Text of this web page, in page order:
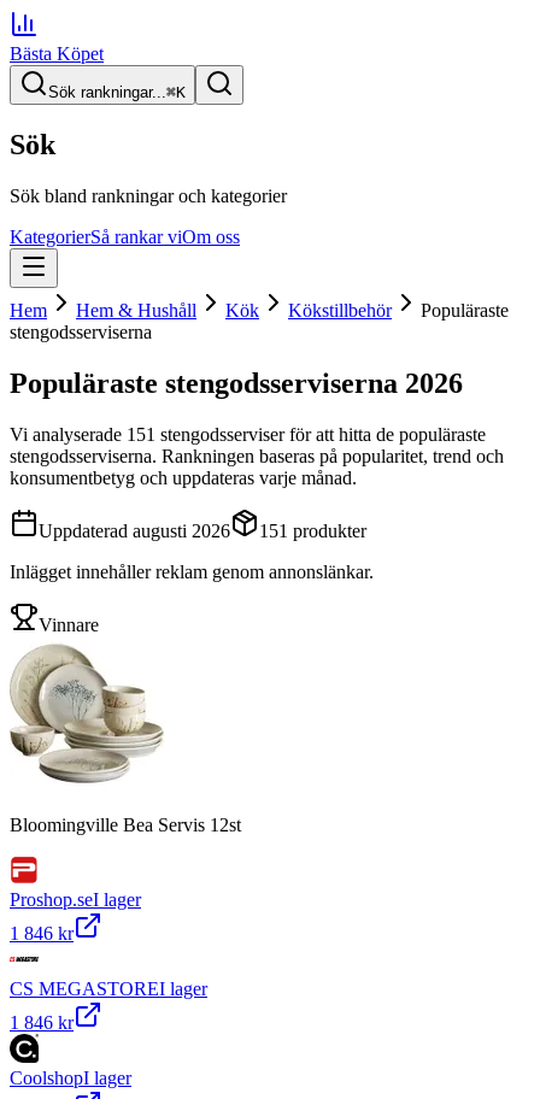
Bästa Köpet
Sök rankningar...⌘K
Sök
Sök bland rankningar och kategorier
KategorierSå rankar viOm oss
Hem Hem & Hushåll Kök Kökstillbehör
Populäraste
stengodsserviserna
Populäraste stengodsserviserna 2026
Vi analyserade 151 stengodsserviserför att hitta de populäraste
stengodsserviserna. Rankningen baseras på popularitet, trend och
konsumentbetyg och uppdateras varje månad.
Uppdaterad augusti 2026 151 produkter
Inlägget innehåller reklam genom annonslänkar.
Vinnare
Bloomingville Bea Servis 12st
Proshop.seI lager
1 846 kr
CS MEGASTOREI lager
1 846 kr
CoolshopI lager